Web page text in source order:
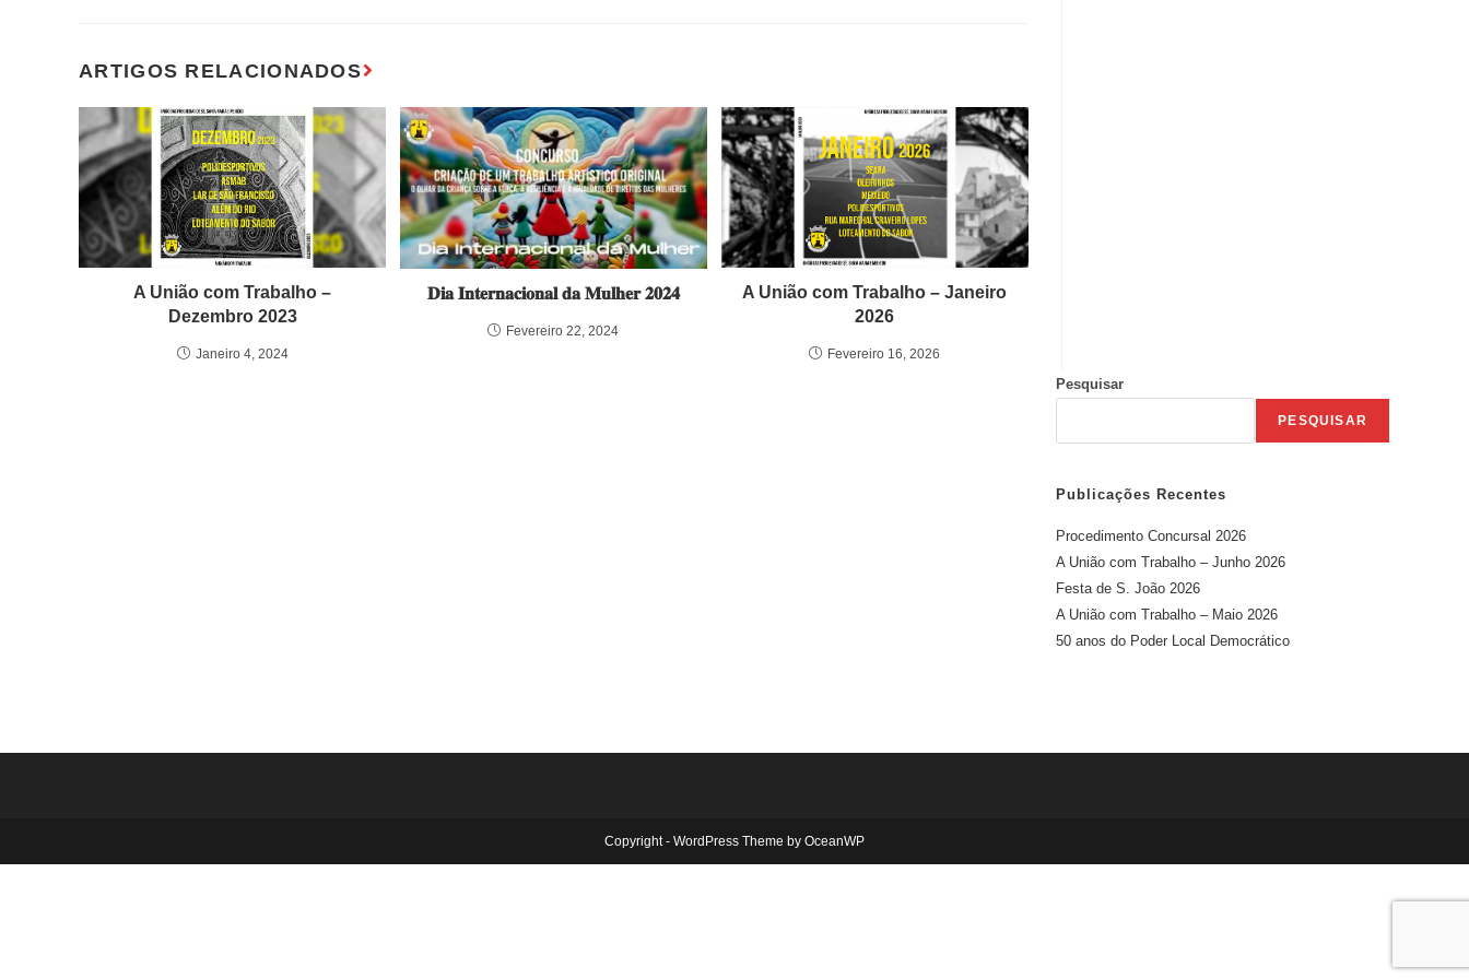
A União com Trabalho –
Dezembro 2023
Janeiro 4, 2024
𝐃𝐢𝐚 𝐈𝐧𝐭𝐞𝐫𝐧𝐚𝐜𝐢𝐨𝐧𝐚𝐥 𝐝𝐚 𝐌𝐮𝐥𝐡𝐞𝐫 𝟐𝟎𝟐𝟒
Fevereiro 22, 2024
A União com Trabalho – Janeiro
2026
Fevereiro 16, 2026
Pesquisar
PESQUISAR
Publicações Recentes
Procedimento Concursal 2026
A União com Trabalho – Junho 2026
Festa de S. João 2026
A União com Trabalho – Maio 2026
50 anos do Poder Local Democrático
Copyright - WordPress Theme by OceanWP